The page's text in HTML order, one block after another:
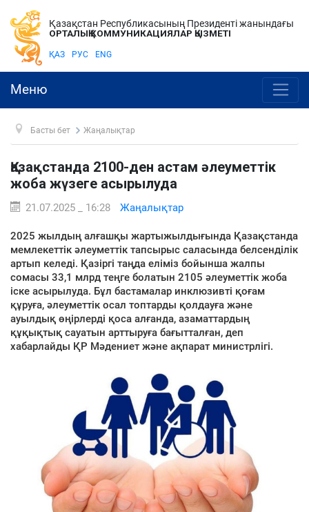
Қазақстан Республикасының Президенті жанындағы
ОРТАЛЫҚ КОММУНИКАЦИЯЛАР ҚЫЗМЕТІ
ҚАЗ РУС ENG
Меню
Басты бет Жаңалықтар
Қазақстанда 2100-ден астам әлеуметтік
жоба жүзеге асырылуда
21.07.2025 _ 16:28 Жаңалықтар
2025 жылдың алғашқы жартыжылдығында Қазақстанда
мемлекеттік әлеуметтік тапсырыс саласында белсенділік
артып келеді. Қазіргі таңда еліміз бойынша жалпы
сомасы 33,1 млрд теңге болатын 2105 әлеуметтік жоба
іске асырылуда. Бұл бастамалар инклюзивті қоғам
құруға, әлеуметтік осал топтарды қолдауға және
ауылдық өңірлерді қоса алғанда, азаматтардың
құқықтық сауатын арттыруға бағытталған, деп
хабарлайды ҚР Мәдениет және ақпарат министрлігі.